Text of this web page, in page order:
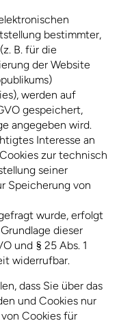
bestimmter,
B. für die
der Website
werden auf
gespeichert,
angegeben wird.
Interesse an
zur technisch
seiner
Speicherung von
wurde, erfolgt
dieser
und § 25 Abs. 1
widerrufbar.
dass Sie über das
und Cookies nur
Cookies für